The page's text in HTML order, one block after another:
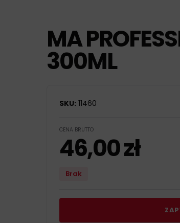
MA
300ML
SKU: 11460
CENA BRUTTO
46,00zł
Brak